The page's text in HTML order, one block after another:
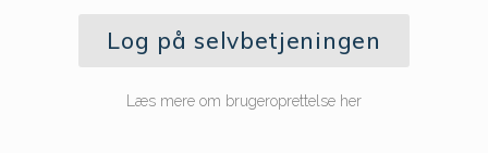
Log på selvbetjeningen
Læs mere om brugeroprettelse her